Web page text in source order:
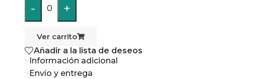
- 0 +
Ver carrito
Añadir a la lista de deseos
Información adicional
Envío y entrega